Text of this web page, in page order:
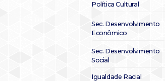
Política Cultural
Sec. Desenvolvimento
Econômico
Sec. Desenvolvimento
Social
Igualdade Racial